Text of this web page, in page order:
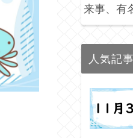
来事、有
人気記事